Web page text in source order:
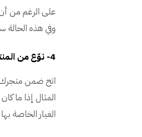
على الرغم من
وفي هذه
4- نوّع من المنتجات المعروضة في متجرك
اتح ضمن متجرك
المثال إذا ما
الغيار الخاصة